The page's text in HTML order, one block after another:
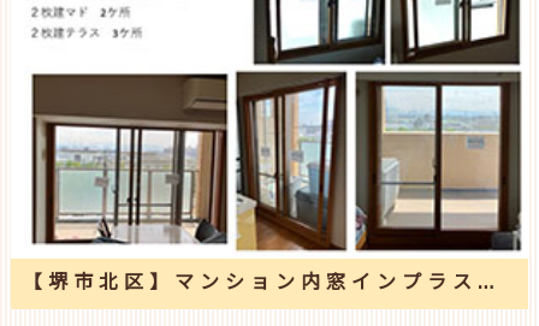
【堺市北区】マンション内窓インプラス取付け工事